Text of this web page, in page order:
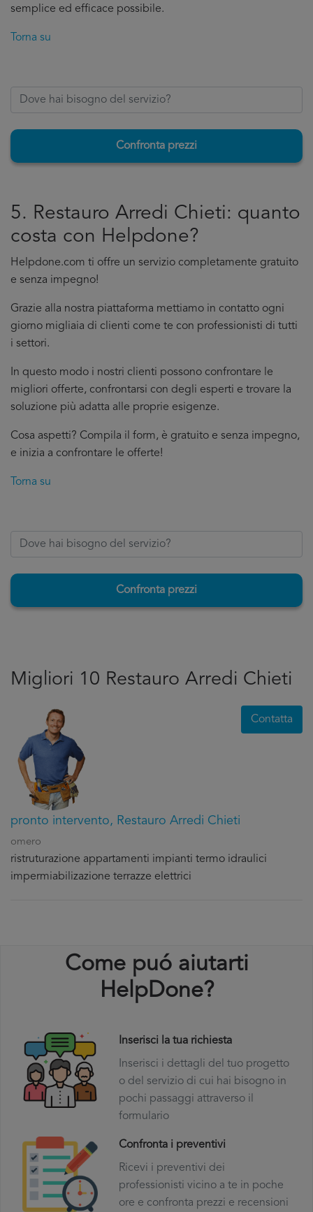
semplice ed efficace possibile.
Torna su
Confronta prezzi
5. Restauro Arredi Chieti: quanto
costa con Helpdone?
Helpdone.com ti offre un servizio completamente gratuito
e senza impegno!
Grazie alla nostra piattaforma mettiamo in contatto ogni
giorno migliaia di clienti come te con professionisti di tutti
i settori.
In questo modo i nostri clienti possono confrontare le
migliori offerte, confrontarsi con degli esperti e trovare la
soluzione più adatta alle proprie esigenze.
Cosa aspetti? Compila il form, è gratuito e senza impegno,
e inizia a confrontare le offerte!
Torna su
Confronta prezzi
Migliori 10 Restauro Arredi Chieti
pronto intervento, Restauro Arredi Chieti
omero
ristruturazione appartamenti impianti termo idraulici
impermiabilizazione terrazze elettrici
Contatta
Come puó aiutarti
HelpDone?
Inserisci la tua richiesta
Inserisci i dettagli del tuo progetto
o del servizio di cui hai bisogno in
pochi passaggi attraverso il
formulario
Confronta i preventivi
Ricevi i preventivi dei
professionisti vicino a te in poche
ore e confronta prezzi e recensioni